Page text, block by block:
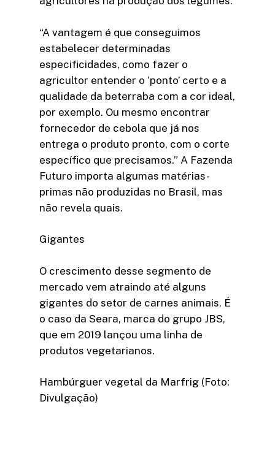
“A vantagem é que conseguimos
estabelecer determinadas
especificidades, como fazer o
agricultor entender o ‘ponto’ certo e a
qualidade da beterraba com a cor ideal,
por exemplo. Ou mesmo encontrar
fornecedor de cebola que já nos
entrega o produto pronto, com o corte
específico que precisamos.” A Fazenda
Futuro importa algumas matérias-
primas não produzidas no Brasil, mas
não revela quais.
Gigantes
O crescimento desse segmento de
mercado vem atraindo até alguns
gigantes do setor de carnes animais. É
o caso da Seara, marca do grupo JBS,
que em 2019 lançou uma linha de
produtos vegetarianos.
Hambúrguer vegetal da Marfrig (Foto:
Divulgação)